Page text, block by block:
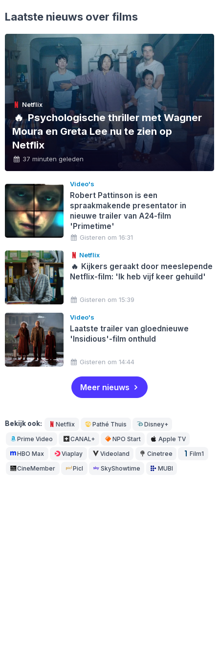
Laatste nieuws over films
Netflix
🔥Psychologische thriller met Wagner
Moura en Greta Lee nu te zien op
Netflix
37 minuten geleden
Video's
Robert Pattinson is een
spraakmakende presentator in
nieuwe trailer van A24-film
'Primetime'
Gisteren om 16:31
Netflix
🔥 Kijkers geraakt door meeslepende
Netflix-film: 'Ik heb vijf keer gehuild'
Gisteren om 15:39
Video's
Laatste trailer van gloednieuwe
'Insidious'-film onthuld
Gisteren om 14:44
Meer nieuws
Bekijk ook: Netflix Pathé Thuis Disney+
Prime Video CANAL+ NPO Start Apple TV
HBO Max Viaplay Videoland Cinetree Film1
CineMember Picl SkyShowtime MUBI